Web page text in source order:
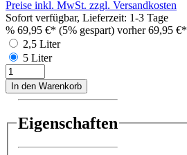
Preise inkl. MwSt. zzgl. Versandkosten
Sofort verfügbar, Lieferzeit: 1-3 Tage
% 69,95 €* (5% gespart) vorher 69,95 €*
2,5 Liter
5 Liter
In den Warenkorb
Eigenschaften